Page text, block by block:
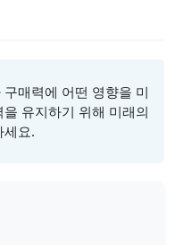
매력에 어떤 영향을 미
유지하기 위해 미래의
세요.